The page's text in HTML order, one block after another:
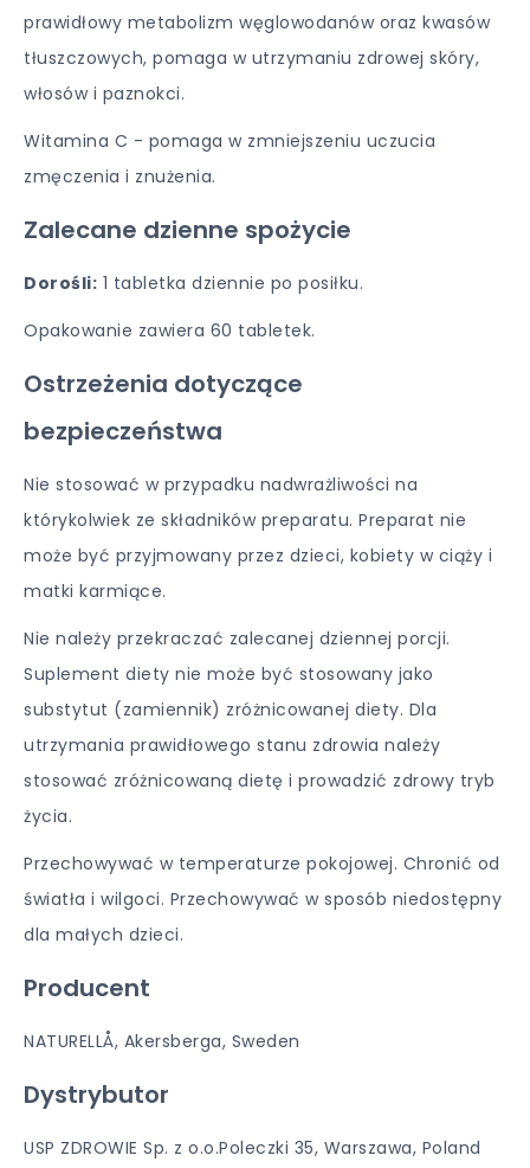
prawidłowy metabolizm węglowodanów oraz kwasów
tłuszczowych, pomaga w utrzymaniu zdrowej skóry,
włosów i paznokci.
Witamina C - pomaga w zmniejszeniu uczucia
zmęczenia i znużenia.
Zalecane dzienne spożycie
Dorośli: 1 tabletka dziennie po posiłku.
Opakowanie zawiera 60 tabletek.
Ostrzeżenia dotyczące
bezpieczeństwa
Nie stosować w przypadku nadwrażliwości na
którykolwiek ze składników preparatu. Preparat nie
może być przyjmowany przez dzieci, kobiety w ciąży i
matki karmiące.
Nie należy przekraczać zalecanej dziennej porcji.
Suplement diety nie może być stosowany jako
substytut (zamiennik) zróżnicowanej diety. Dla
utrzymania prawidłowego stanu zdrowia należy
stosować zróżnicowaną dietę i prowadzić zdrowy tryb
życia.
Przechowywać w temperaturze pokojowej. Chronić od
światła i wilgoci. Przechowywać w sposób niedostępny
dla małych dzieci.
Producent
NATURELLÅ, Akersberga, Sweden
Dystrybutor
USP ZDROWIE Sp. z o.o.Poleczki 35, Warszawa, Poland